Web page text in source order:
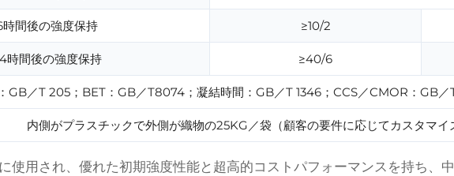
時間後の強度保持 ≥10/2
時間後の強度保持 ≥40/6
GB／T 205；BET：GB／T8074；凝結時間：GB／T 1346；CCS／CMOR：GB
内側がプラスチックで外側が織物の25KG／袋（顧客の要件に応じてカスタマイ
用され、優れた初期強度性能と超高的コストパフォーマンスを持ち、中